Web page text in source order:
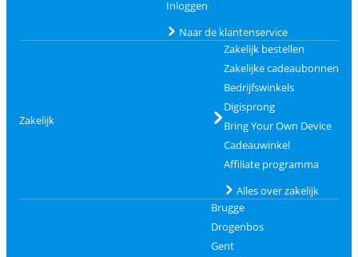
Inloggen
Naar de klantenservice
Zakelijk
Zakelijk bestellen
Zakelijke cadeaubonnen
Bedrijfswinkels
Digisprong
Bring Your Own Device
Cadeauwinkel
Affiliate programma
Alles over zakelijk
Brugge
Drogenbos
Gent